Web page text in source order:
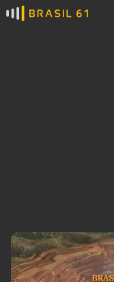
Ver todas as notícias
Agronegócios
Brasil